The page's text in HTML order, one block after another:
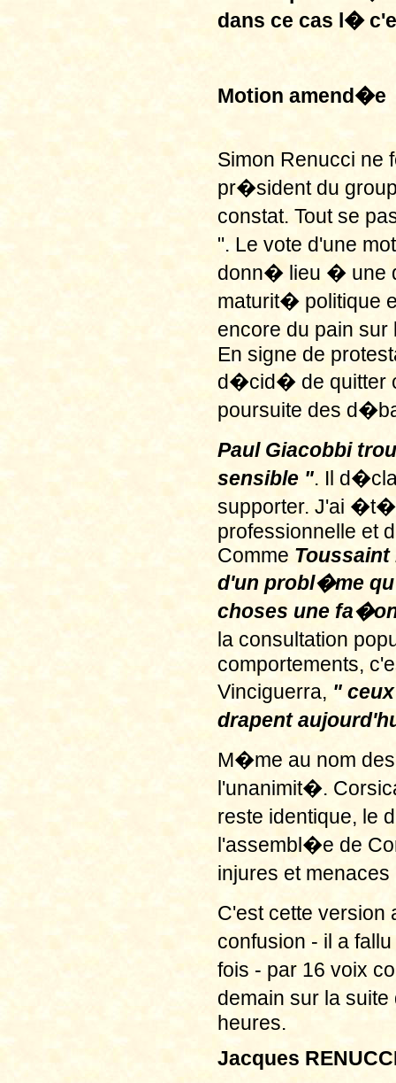
dans ce cas l�
Motion amend�e
Simon Renucci
pr�sident du
constat. Tout se
". Le vote d'une
donn� lieu � une
maturit� politique
encore du pain
En signe de
d�cid� de quitter
poursuite des
Paul Giacobbi
sensible ". Il
supporter. J'ai �t�
professionnelle et
Comme Toussaint
d'un probl�me
choses une
la consultation
comportements,
Vinciguerra, "
drapent
M�me au nom
l'unanimit�.
reste identique,
l'assembl�e de
injures et
C'est cette
confusion - il a
fois - par 16 voix
demain sur la
heures.
Jacques